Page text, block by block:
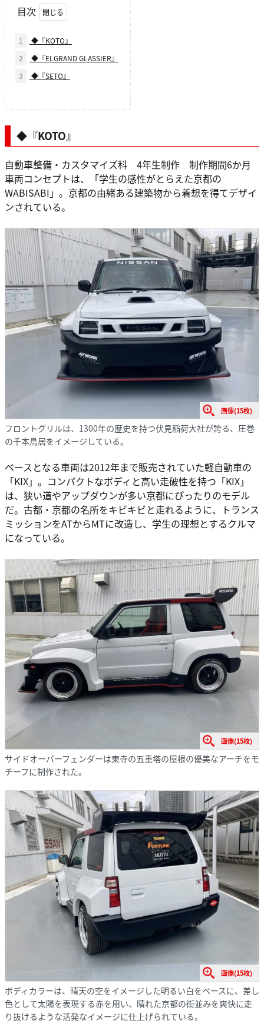
目次
1
◆『KOTO』
2
◆『ELGRAND GLASSIER』
3
◆『SETO』
◆『KOTO』
自動車整備・カスタマイズ科 4年生制作 制作期間6か月
車両コンセプトは、「学生の感性がとらえた京都の
WABISABI」。京都の由緒ある建築物から着想を得てデザイ
ンされている。
画像(15枚)
フロントグリルは、1300年の歴史を持つ伏見稲荷大社が誇る、圧巻
の千本鳥居をイメージしている。
ベースとなる車両は2012年まで販売されていた軽自動車の
「KIX」。コンパクトなボディと高い走破性を持つ「KIX」
は、狭い道やアップダウンが多い京都にぴったりのモデル
だ。古都・京都の名所をキビキビと走れるように、トランス
ミッションをATからMTに改造し、学生の理想とするクルマ
になっている。
画像(15枚)
サイドオーバーフェンダーは東寺の五重塔の屋根の優美なアーチをモ
チーフに制作された。
画像(15枚)
ボディカラーは、晴天の空をイメージした明るい白をベースに、差し
色として太陽を表現する赤を用い、晴れた京都の街並みを爽快に走
り抜けるような活発なイメージに仕上げられている。